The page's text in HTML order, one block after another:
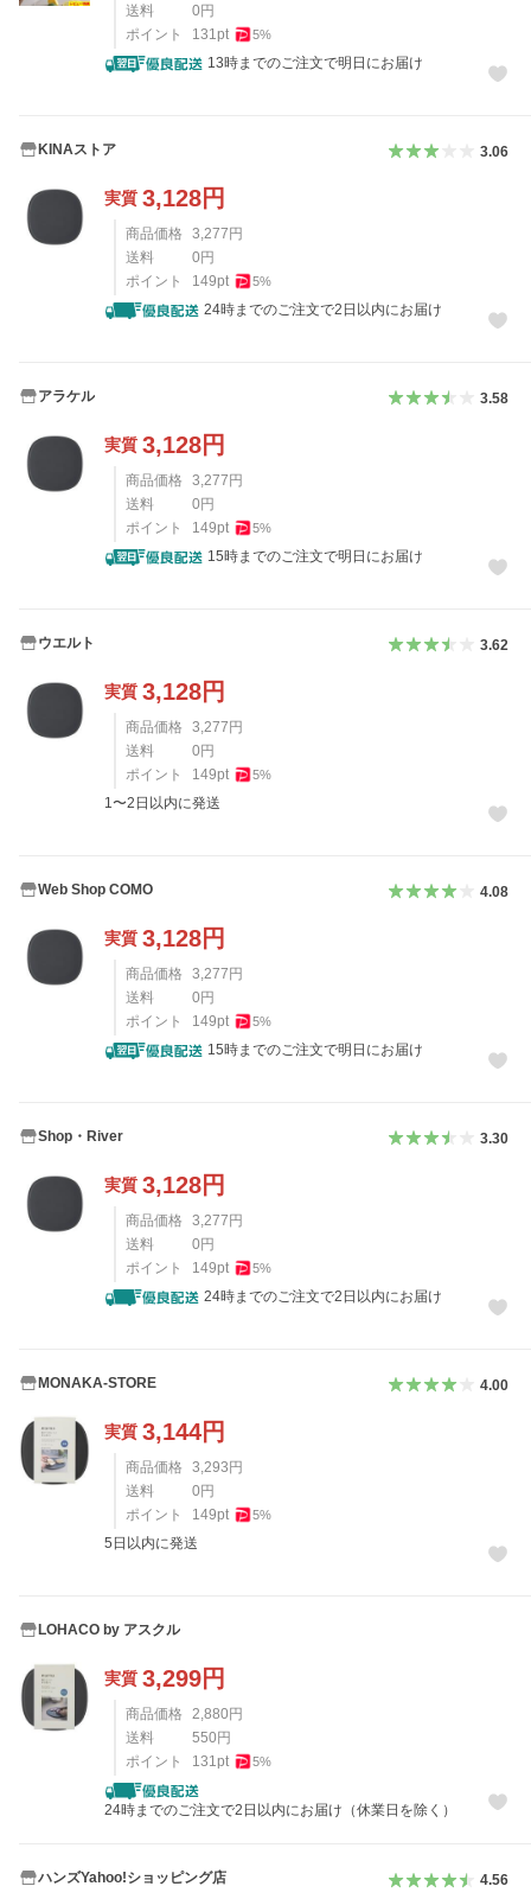
送料
0円
ポイント
131 pt 5%
13時までのご注文で明日にお届け
KINAストア 3.06
実質 3,128円
商品価格 3,277円
送料
0円
ポイント
149pt 5%
24時までのご注文で2日以内にお届け
アラケル 3.58
実質 3,128円
商品価格 3,277円
送料
0円
ポイント
149pt 5%
15時までのご注文で明日にお届け
ウエルト 3.62
実質 3,128円
商品価格 3,277円
送料
0円
ポイント
149pt 5%
1〜2日以内に発送
Web Shop COMO 4.08
実質 3,128円
商品価格 3,277円
送料
0円
ポイント
149pt 5%
15時までのご注文で明日にお届け
Shop・River 3.30
実質 3,128円
商品価格 3,277円
送料
0円
ポイント
149pt 5%
24時までのご注文で2日以内にお届け
MONAKA-STORE 4.00
実質 3,144円
商品価格 3,293円
送料
0円
ポイント
149pt 5%
5日以内に発送
LOHACO by アスクル
実質 3,299円
商品価格 2,880円
送料
550円
ポイント
131 pt 5%
24時までのご注文で2日以内にお届け（休業日を除く）
ハンズYahoo!ショッピング店 4.56